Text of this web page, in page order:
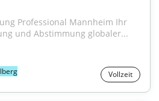
Professional Mannheim Ihr
und Abstimmung globaler...
Vollzeit